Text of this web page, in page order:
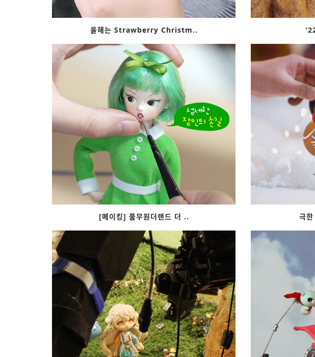
올해는 Strawberry Christm..
[메이킹] 풀무원더랜드 더 .. 극